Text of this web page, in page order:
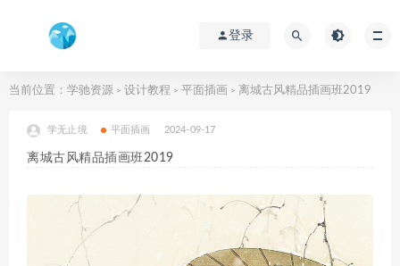
登录
当前位置： 学驰资源 > 设计教程 > 平面插画 > 离城古风精品插画班2019
学无止境 平面插画 2024-09-17
离城古风精品插画班2019